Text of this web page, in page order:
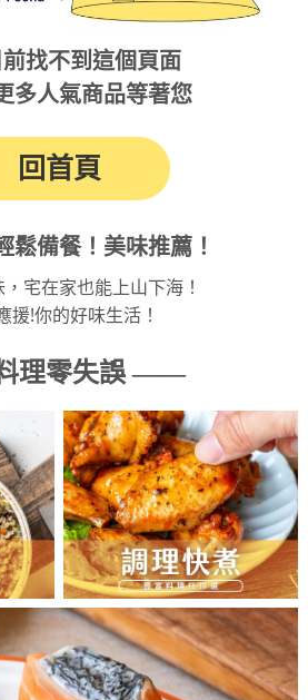
找不到這個頁面
多人氣商品等著您
回首頁
鬆備餐！美味推薦！
宅在家也能上山下海！
援!你的好味生活！
理零失誤 ——